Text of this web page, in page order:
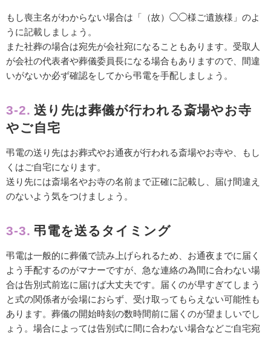
もし喪主名がわからない場合は「（故）◯◯様ご遺族様」のよ
うに記載しましょう。
また社葬の場合は宛先が会社宛になることもあります。受取人
が会社の代表者や葬儀委員長になる場合もありますので、間違
いがないか必ず確認をしてから弔電を手配しましょう。
3-2. 送り先は葬儀が行われる斎場やお寺
やご自宅
弔電の送り先はお葬式やお通夜が行われる斎場やお寺や、もし
くはご自宅になります。
送り先には斎場名やお寺の名前まで正確に記載し、届け間違え
のないよう気をつけましょう。
3-3. 弔電を送るタイミング
弔電は一般的に葬儀で読み上げられるため、お通夜までに届く
よう手配するのがマナーですが、急な連絡の為間に合わない場
合は告別式前迄に届けば大丈夫です。届くのが早すぎてしまう
と式の関係者が会場におらず、受け取ってもらえない可能性も
あります。葬儀の開始時刻の数時間前に届くのが望ましいでし
ょう。場合によっては告別式に間に合わない場合などご自宅宛